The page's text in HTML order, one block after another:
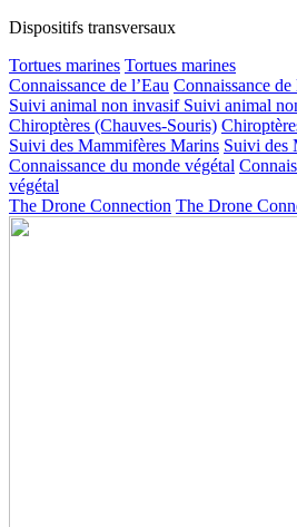
Dispositifs transversaux
Tortues marines Tortues marines
Connaissance de l’Eau Connaissance de
Suivi animal non invasif Suivi animal
Chiroptères (Chauves-Souris)
Suivi des Mammifères Marins Suivi des
Connaissance du monde végétal
végétal
The Drone Connection The Drone